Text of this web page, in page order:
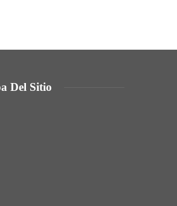
Del Sitio